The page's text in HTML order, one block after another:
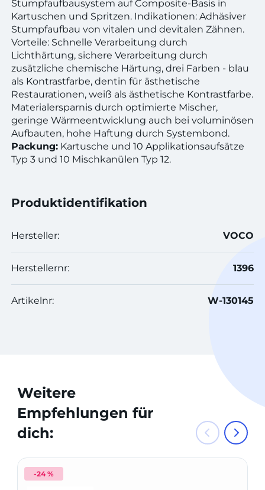
Stumpfaufbausystem auf Composite-Basis in
Kartuschen und Spritzen. Indikationen: Adhäsiver
Stumpfaufbau von vitalen und devitalen Zähnen.
Vorteile: Schnelle Verarbeitung durch
Lichthärtung, sichere Verarbeitung durch
zusätzliche chemische Härtung, drei Farben - blau
als Kontrastfarbe, dentin für ästhetische
Restaurationen, weiß als ästhetische Kontrastfarbe.
Materialersparnis durch optimierte Mischer,
geringe Wärmeentwicklung auch bei voluminösen
Aufbauten, hohe Haftung durch Systembond.
Packung: Kartusche und 10 Applikationsaufsätze
Typ 3 und 10 Mischkanülen Typ 12.
Produktidentifikation
Hersteller: VOCO
Herstellernr: 1396
Artikelnr: W-130145
Weitere
Empfehlungen für
dich:
-24 %